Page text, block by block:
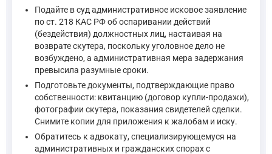
Подайте в суд административное исковое заявление
по ст. 218 КАС РФ об оспаривании действий
(бездействия) должностных лиц, настаивая на
возврате скутера, поскольку уголовное дело не
возбуждено, а административная мера задержания
превысила разумные сроки.
Подготовьте документы, подтверждающие право
собственности: квитанцию (договор купли-продажи),
фотографии скутера, показания свидетелей сделки.
Снимите копии для приложения к жалобам и иску.
Обратитесь к адвокату, специализирующемуся на
административных и гражданских спорах с